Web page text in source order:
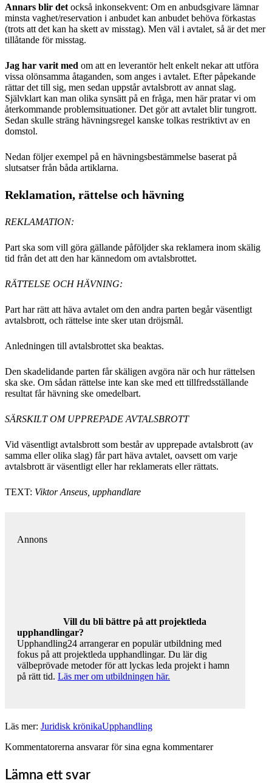
Annars blir det också inkonsekvent: Om en anbudsgivare lämnar
minsta vaghet/reservation i anbudet kan anbudet behöva förkastas
(trots att det kan ha skett av misstag). Men väl i avtalet, så är det mer
tillåtande för misstag.
Jag har varit med om att en leverantör helt enkelt nekar att utföra
vissa olönsamma åtaganden, som anges i avtalet. Efter påpekande
rättar det till sig, men sedan uppstår avtalsbrott av annat slag.
Självklart kan man olika synsätt på en fråga, men här pratar vi om
återkommande problemsituationer. Det gör att avtalet blir tungrott.
Sedan skulle sträng hävningsregel kanske tolkas restriktivt av en
domstol.
Nedan följer exempel på en hävningsbestämmelse baserat på
slutsatser från båda artiklarna.
Reklamation, rättelse och hävning
REKLAMATION:
Part ska som vill göra gällande påföljder ska reklamera inom skälig
tid från det att den har kännedom om avtalsbrottet.
RÄTTELSE OCH HÄVNING:
Part har rätt att häva avtalet om den andra parten begår väsentligt
avtalsbrott, och rättelse inte sker utan dröjsmål.
Anledningen till avtalsbrottet ska beaktas.
Den skadelidande parten får skäligen avgöra när och hur rättelsen
ska ske. Om sådan rättelse inte kan ske med ett tillfredsställande
resultat får hävning ske omedelbart.
SÄRSKILT OM UPPREPADE AVTALSBROTT
Vid väsentligt avtalsbrott som består av upprepade avtalsbrott (av
samma eller olika slag) får part häva avtalet, oavsett om varje
avtalsbrott är väsentligt eller har reklamerats eller rättats.
TEXT: Viktor Anseus, upphandlare
Annons
Vill du bli bättre på att projektleda
upphandlingar?
Upphandling24 arrangerar en populär utbildning med
fokus på att projektleda upphandlingar. Du lär dig
välbeprövade metoder för att lyckas leda projekt i hamn
på rätt tid. Läs mer om utbildningen här.
Läs mer: Juridisk krönikaUpphandling
Kommentatorerna ansvarar för sina egna kommentarer
Lämna ett svar